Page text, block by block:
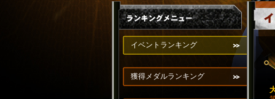
イベントランキング
獲得メダルランキング